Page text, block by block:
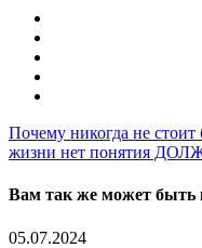
Почему никогда не
жизни нет понятия
Вам так же может быть
05.07.2024